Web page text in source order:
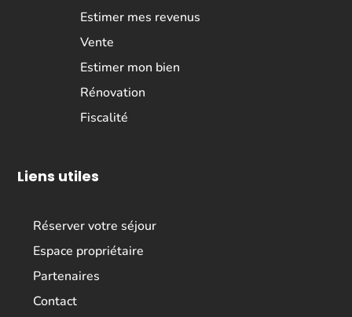
Estimer mes revenus
Vente
Estimer mon bien
Rénovation
Fiscalité
Liens utiles
Réserver votre séjour
Espace propriétaire
Partenaires
Contact